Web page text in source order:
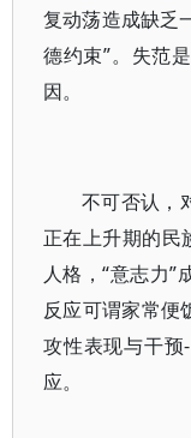
复动荡造成缺乏
德约束”。失范
因。
不可否认，
正在上升期的民
人格，“意志力”
反应可谓家常便
攻性表现与干预
应。